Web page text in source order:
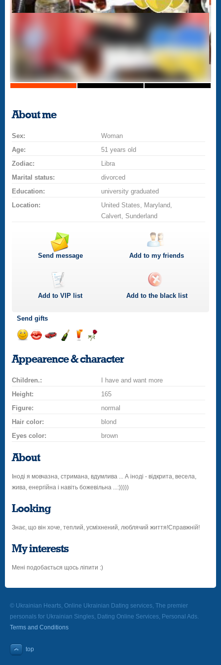
About me
Sex:
Woman
Age:
51 years old
Zodiac:
Libra
Marital status:
divorced
Education:
university graduated
Location:
United States, Maryland,
Calvert, Sunderland
Send message Add to my friends
Add toVIP list Add to the black list
Send gifts
smile
a
champagne
drinkflower
Appearence & character
Children.:
I have and want more
Height:
165
Figure:
normal
Hair color:
blond
Eyes color:
brown
About
Іноді я мовчазна, стримана, вдумлива ... А іноді - відкрита, весела,
жива, енергійна і навіть божевільна ...:)))))
Looking
Знає, що він хоче, теплий, усміхнений, люблячий життя!Справжній!
My interests
Мені подобається щось ліпити :)
© Ukrainian Hearts, Online Ukrainian Dating services, The premier
personals for Ukrainian Singles, Dating Online Services, Personal Ads.
Terms and Conditions
top